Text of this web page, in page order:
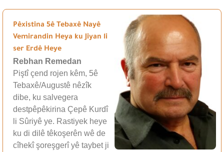
Pêxistina 5ê Tebaxê Nayê
Vemirandin Heya ku Jiyan li
ser Erdê Heye
Rebhan Remedan
Piştî çend rojen kêm, 5ê
Tebaxê/Augustê nêzîk
dibe, ku salvegera
destpêpêkirina Çepê Kurdî
li Sûriyê ye. Rastiyek heye
ku di dilê têkoşerên wê de
cîhekî şoreşgerî yê taybet ji